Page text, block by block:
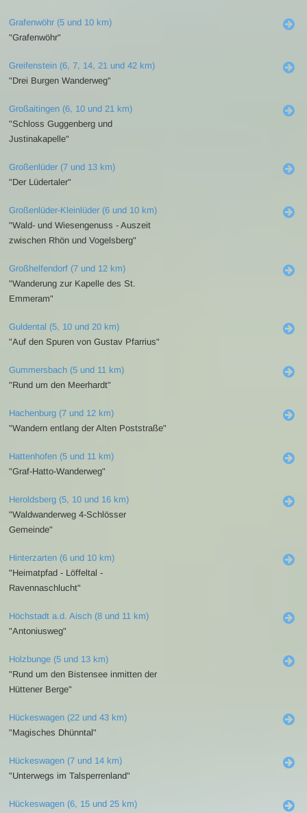
Grafenwöhr (5 und 10 km)
"Grafenwöhr"
Greifenstein (6, 7, 14, 21 und 42 km)
"Drei Burgen Wanderweg"
Großaitingen (6, 10 und 21 km)
"Schloss Guggenberg und
Justinakapelle"
Großenlüder (7 und 13 km)
"Der Lüdertaler"
Großenlüder-Kleinlüder (6 und 10 km)
"Wald- und Wiesengenuss - Auszeit
zwischen Rhön und Vogelsberg"
Großhelfendorf (7 und 12 km)
"Wanderung zur Kapelle des St.
Emmeram"
Guldental (5, 10 und 20 km)
"Auf den Spuren von Gustav Pfarrius"
Gummersbach (5 und 11 km)
"Rund um den Meerhardt"
Hachenburg (7 und 12 km)
"Wandern entlang der Alten Poststraße"
Hattenhofen (5 und 11 km)
"Graf-Hatto-Wanderweg"
Heroldsberg (5, 10 und 16 km)
"Waldwanderweg 4-Schlösser
Gemeinde"
Hinterzarten (6 und 10 km)
"Heimatpfad - Löffeltal -
Ravennaschlucht"
Höchstadt a.d. Aisch (8 und 11 km)
"Antoniusweg"
Holzbunge (5 und 13 km)
"Rund um den Bistensee inmitten der
Hüttener Berge"
Hückeswagen (22 und 43 km)
"Magisches Dhünntal"
Hückeswagen (7 und 14 km)
"Unterwegs im Talsperrenland"
Hückeswagen (6, 15 und 25 km)